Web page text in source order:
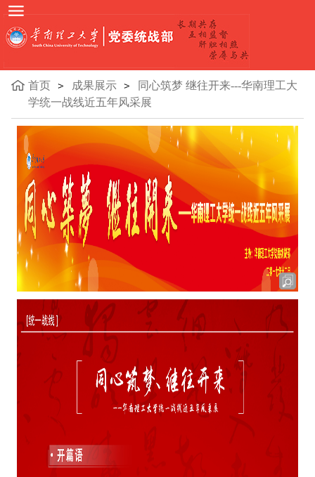
首页 成果展示
同心筑梦 继往开来---华南理工大
学统一战线近五年风采展